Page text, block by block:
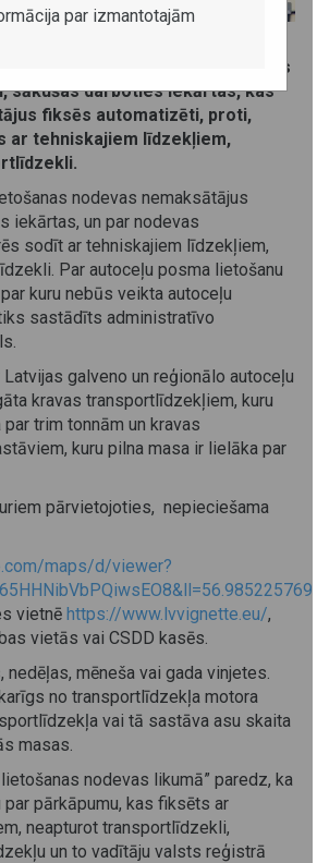
lietošanas nodevas jeb vinjetes
sākušas darboties iekārtas, kas
fiksēs automatizēti, proti,
ar tehniskajiem līdzekļiem,
nodevas nemaksātājus
iekārtas, un par nodevas
sodīt ar tehniskajiem līdzekļiem,
Par autoceļu posma lietošanu
kuru nebūs veikta autoceļu
sastādīts administratīvo
galveno un reģionālo autoceļu
kravas transportlīdzekļiem, kuru
trim tonnām un kravas
kuru pilna masa ir lielāka par
pārvietojoties, nepieciešama
maps/d/viewer?
vietnē https://www.lvvignette.eu/,
vietās vai CSDD kasēs.
mēneša vai gada vinjetes.
no transportlīdzekļa motora
vai tā sastāva asu skaita
masas.
nodevas likumā” paredz, ka
pārkāpumu, kas fiksēts ar
neapturot transportlīdzekli,
un to vadītāju valsts reģistrā
par izmantotajām